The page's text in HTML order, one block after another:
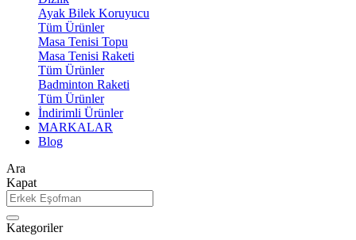
Ayak Bilek Koruyucu
Tüm Ürünler
Masa Tenisi Topu
Masa Tenisi Raketi
Tüm Ürünler
Badminton Raketi
Tüm Ürünler
İndirimli Ürünler
MARKALAR
Blog
Ara
Kapat
Kategoriler